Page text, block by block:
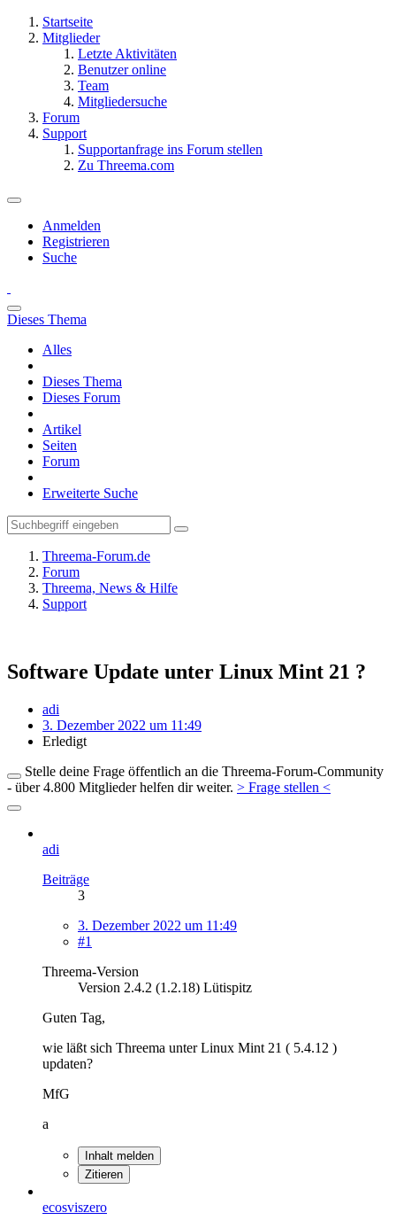
Startseite
Mitglieder
Letzte Aktivitäten
Benutzer online
Team
Mitgliedersuche
Forum
Support
Supportanfrage ins Forum stellen
Zu Threema.com
Anmelden
Registrieren
Suche
Dieses Thema
Alles
Dieses Thema
Dieses Forum
Artikel
Seiten
Forum
Erweiterte Suche
Threema-Forum.de
Forum
Threema, News & Hilfe
Support
Software Update unter Linux Mint 21 ?
adi
3. Dezember 2022 um 11:49
Erledigt
Stelle deine Frage öffentlich an die Threema-Forum-Community
- über 4.800 Mitglieder helfen dir weiter. > Frage stellen <
adi
Beiträge
3
3. Dezember 2022 um 11:49
#1
Threema-Version
Version 2.4.2 (1.2.18) Lütispitz
Guten Tag,
wie läßt sich Threema unter Linux Mint 21 ( 5.4.12 )
updaten?
MfG
a
Inhalt melden
Zitieren
ecosviszero